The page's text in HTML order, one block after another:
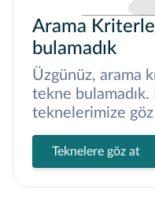
Arama
bulamadık
Üzgünüz, arama
tekne
teknelerimize
Teknelere göz at